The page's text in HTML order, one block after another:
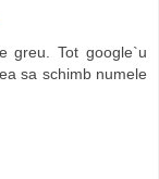
greu. Tot google`u
sa schimb numele